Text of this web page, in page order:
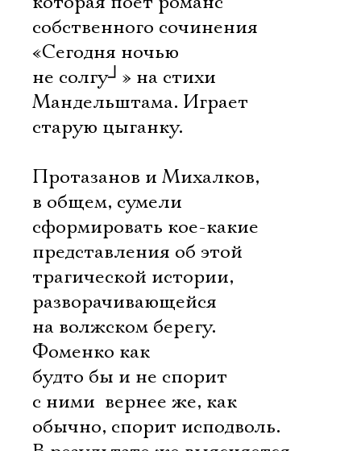
собственного сочинения
«Сегодня ночью
не солгу┘ » на стихи
Мандельштама. Играет
старую цыганку.
Протазанов и Михалков,
в общем, сумели
сформировать кое-какие
представления об этой
трагической истории,
разворачивающейся
на волжском берегу.
Фоменко как
будто бы и не спорит
с ними  вернее же, как
обычно, спорит исподволь.